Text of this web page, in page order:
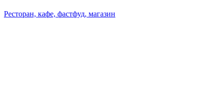
Ресторан, кафе, фастфуд, магазин